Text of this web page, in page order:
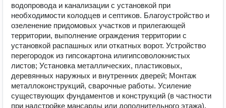
водопровода и канализации с установкой при
необходимости колодцев и септиков. Благоустройство и
озеленение придомовых участков и прилегающей
территории, выполнение ограждения территории с
установкой распашных или откатных ворот. Устройство
перегородок из гипсокартона илигипсоволокнистых
листов; Установка металлических, пластиковых,
деревянных наружных и внутренних дверей; Монтаж
металлоконструкций, сварочные работы. Усиление
существующих фундаментов и конструкций (в частности
при надстройке мансарды или дополнительного этажа).